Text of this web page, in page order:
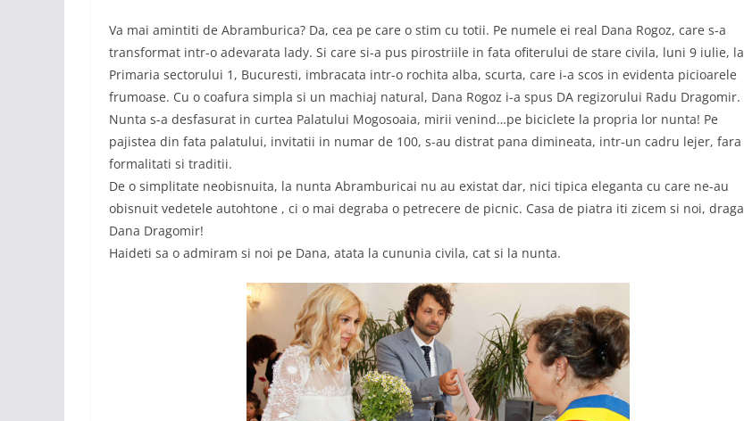
Va mai amintiti de Abramburica? Da, cea pe care o stim cu totii. Pe numele ei real Dana Rogoz, care s-a
transformat intr-o adevarata lady. Si care si-a pus pirostriile in fata ofiterului de stare civila, luni 9 iulie, la
Primaria sectorului 1, Bucuresti, imbracata intr-o rochita alba, scurta, care i-a scos in evidenta picioarele
frumoase. Cu o coafura simpla si un machiaj natural, Dana Rogoz i-a spus DA regizorului Radu Dragomir.
Nunta s-a desfasurat in curtea Palatului Mogosoaia, mirii venind…pe biciclete la propria lor nunta! Pe
pajistea din fata palatului, invitatii in numar de 100, s-au distrat pana dimineata, intr-un cadru lejer, fara
formalitati si traditii.
De o simplitate neobisnuita, la nunta Abramburicai nu au existat dar, nici tipica eleganta cu care ne-au
obisnuit vedetele autohtone , ci o mai degraba o petrecere de picnic. Casa de piatra iti zicem si noi, draga
Dana Dragomir!
Haideti sa o admiram si noi pe Dana, atata la cununia civila, cat si la nunta.